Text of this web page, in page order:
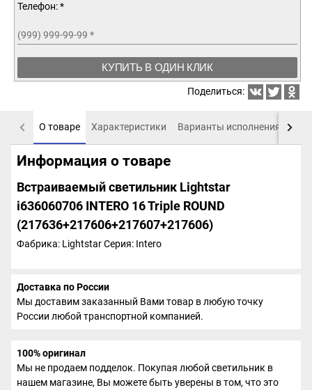
Телефон: *
(999) 999-99-99 *
КУПИТЬ В ОДИН КЛИК
Поделиться:
О товаре Характеристики Варианты исполнения
Информация о товаре
Встраиваемый светильник Lightstar
i636060706 INTERO 16 Triple ROUND
(217636+217606+217607+217606)
Фабрика: LightstarСерия: Intero
Доставка по России
Мы доставим заказанный Вами товар в любую точку
России любой транспортной компанией.
100% оригинал
Мы не продаем подделок. Покупая любой светильник в
нашем магазине, Вы можете быть уверены в том, что это